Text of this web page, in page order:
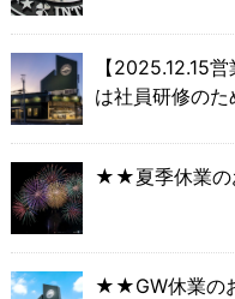
【2025.12.15
は社員研修のた
★★夏季休業
★★GW休業の